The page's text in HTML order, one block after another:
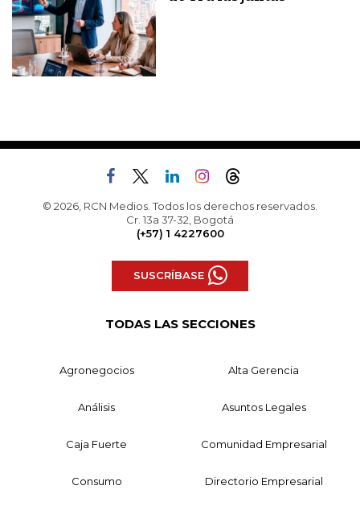
© 2026, RCN Medios. Todos los derechos reservados.
Cr. 13a 37-32, Bogotá
(+57) 1 4227600
SUSCRÍBASE
TODAS LAS SECCIONES
Agronegocios Alta Gerencia
Análisis Asuntos Legales
Caja Fuerte Comunidad Empresarial
Consumo Directorio Empresarial